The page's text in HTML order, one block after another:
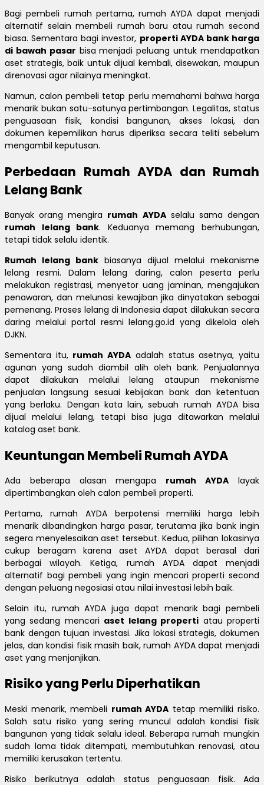
Bagi pembeli rumah pertama, rumah AYDA dapat menjadi
alternatif selain membeli rumah baru atau rumah second
biasa. Sementara bagi investor, properti AYDA bank harga
di bawah pasar bisa menjadi peluang untuk mendapatkan
aset strategis, baik untuk dijual kembali, disewakan, maupun
direnovasi agar nilainya meningkat.
Namun, calon pembeli tetap perlu memahami bahwa harga
menarik bukan satu-satunya pertimbangan. Legalitas, status
penguasaan fisik, kondisi bangunan, akses lokasi, dan
dokumen kepemilikan harus diperiksa secara teliti sebelum
mengambil keputusan.
Perbedaan Rumah AYDA dan Rumah
Lelang Bank
Banyak orang mengira rumah AYDAselalu sama dengan
rumah lelang bank. Keduanya memang berhubungan,
tetapi tidak selalu identik.
Rumah lelang bank biasanya dijual melalui mekanisme
lelang resmi. Dalam lelang daring, calon peserta perlu
melakukan registrasi, menyetor uang jaminan, mengajukan
penawaran, dan melunasi kewajiban jika dinyatakan sebagai
pemenang. Proses lelang di Indonesia dapat dilakukan secara
daring melalui portal resmi lelang.go.id yang dikelola oleh
DJKN.
Sementara itu, rumah AYDA adalah status asetnya, yaitu
agunan yang sudah diambil alih oleh bank. Penjualannya
dapat dilakukan melalui lelang ataupun mekanisme
penjualan langsung sesuai kebijakan bank dan ketentuan
yang berlaku. Dengan kata lain, sebuah rumah AYDA bisa
dijual melalui lelang, tetapi bisa juga ditawarkan melalui
katalog aset bank.
Keuntungan Membeli Rumah AYDA
Ada beberapa alasan mengapa rumah AYDA layak
dipertimbangkan oleh calon pembeli properti.
Pertama, rumah AYDA berpotensi memiliki harga lebih
menarik dibandingkan harga pasar, terutama jika bank ingin
segera menyelesaikan aset tersebut. Kedua, pilihan lokasinya
cukup beragam karena aset AYDA dapat berasal dari
berbagai wilayah. Ketiga, rumah AYDA dapat menjadi
alternatif bagi pembeli yang ingin mencari properti second
dengan peluang negosiasi atau nilai investasi lebih baik.
Selain itu, rumah AYDA juga dapat menarik bagi pembeli
yang sedang mencari aset lelang properti atau properti
bank dengan tujuan investasi. Jika lokasi strategis, dokumen
jelas, dan kondisi fisik masih baik, rumah AYDA dapat menjadi
aset yang menjanjikan.
Risiko yang Perlu Diperhatikan
Meski menarik, membeli rumah AYDA tetap memiliki risiko.
Salah satu risiko yang sering muncul adalah kondisi fisik
bangunan yang tidak selalu ideal. Beberapa rumah mungkin
sudah lama tidak ditempati, membutuhkan renovasi, atau
memiliki kerusakan tertentu.
Risiko berikutnya adalah status penguasaan fisik. Ada